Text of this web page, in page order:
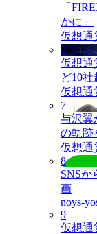
「
かに」
仮想通
6
仮想通
ど10社
仮想通
7
与沢翼
の軌跡
仮想通
8
SNS
画
noys-
9
仮想通